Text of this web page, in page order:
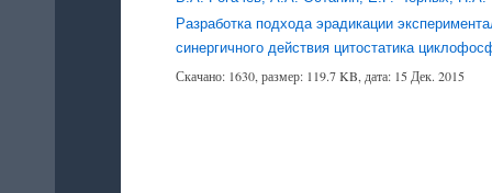
Разработка подхода эрадикации
синергичного действия цитостатика
Скачано: 1630, размер: 119.7 KB, дата: 15 Дек. 2015